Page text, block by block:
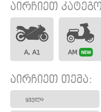
აირჩიეთ
A, A1 AM NEW
აირჩიეთ თემა:
ყველა